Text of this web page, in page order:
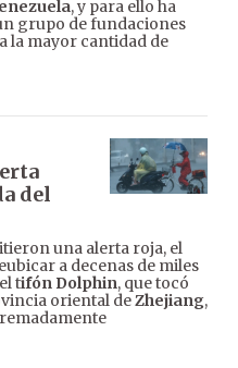
, y para ello ha
grupo de fundaciones
la mayor cantidad de
del
una alerta roja, el
a decenas de miles
tifón Dolphin, que tocó
oriental deZhejiang,